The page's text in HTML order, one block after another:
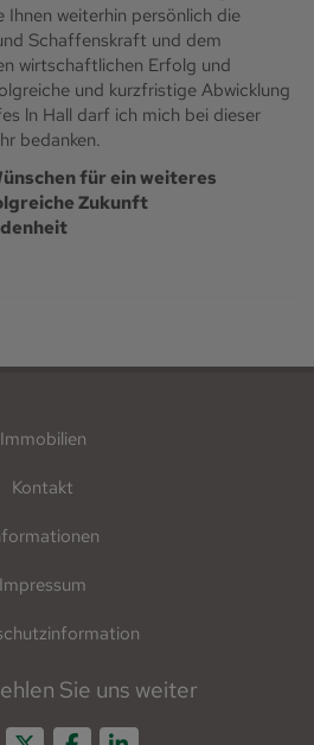
Ihnen weiterhin persönlich die
Schaffenskraft und dem
wirtschaftlichen Erfolg und
und kurzfristige Abwicklung
ln Hall darf ich mich bei dieser
bedanken.
für ein weiteres
Zukunft
Immobilien
Kontakt
Impressum
Sie uns weiter